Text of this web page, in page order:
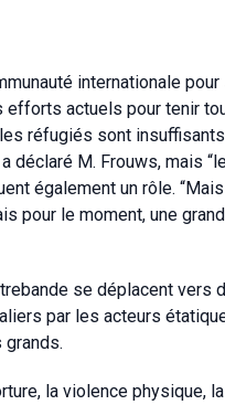
internationale
efforts actuels pour tenir
réfugiés sont
déclaré M. Frouws, mais
également un rôle.
pour le moment, une
se déplacent
par les acteurs
la violence physique,